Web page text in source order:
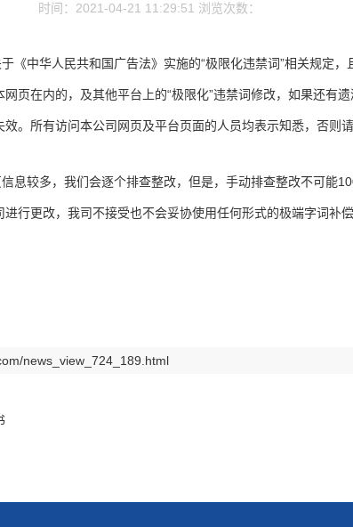
时间：2021-04-21 11:29:51 浏览次数：
《中华人民共和国广告法》实施的“极限化违禁词”相关规定，
页在内的，及其他平台上的“极限化”违禁词修改，如果还有
。所有访问本公司网页及平台页面的人员均表示知悉，否则请
较多，我们会逐个排查整改，但是，手动排查整改不可能
行更改，我司不接受也不会妥协使用任何形式的极端字词补偿
news_view_724_189.html